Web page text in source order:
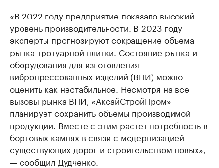
«В 2022 году предприятие показало высокий
уровень производительности. В 2023 году
эксперты прогнозируют сокращение объема
рынка тротуарной плитки. Состояние рынка и
оборудования для изготовления
вибропрессованных изделий (ВПИ) можно
оценить как нестабильное. Несмотря на все
вызовы рынка ВПИ, «АксайСтройПром»
планирует сохранить объемы производимой
продукции. Вместе с этим растет потребность в
бортовых камнях в связи с модернизацией
существующих дорог и строительством новых»,
— сообщил Дудченко.